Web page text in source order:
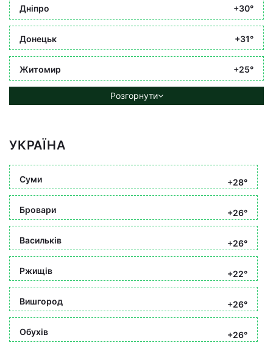
Дніпро +30°
Донецьк +31°
Житомир +25°
Розгорнути
УКРАЇНА
Суми +28°
Бровари +26°
Васильків +26°
Ржищів +22°
Вишгород +26°
Обухів
+26°